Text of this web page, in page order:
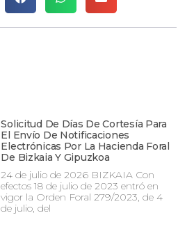
Solicitud De Días De Cortesía Para
El Envío De Notificaciones
Electrónicas Por La Hacienda Foral
De Bizkaia Y Gipuzkoa
24 de julio de 2026 BIZKAIA Con
efectos 18 de julio de 2023 entró en
vigor la Orden Foral 279/2023, de 4
de julio, del